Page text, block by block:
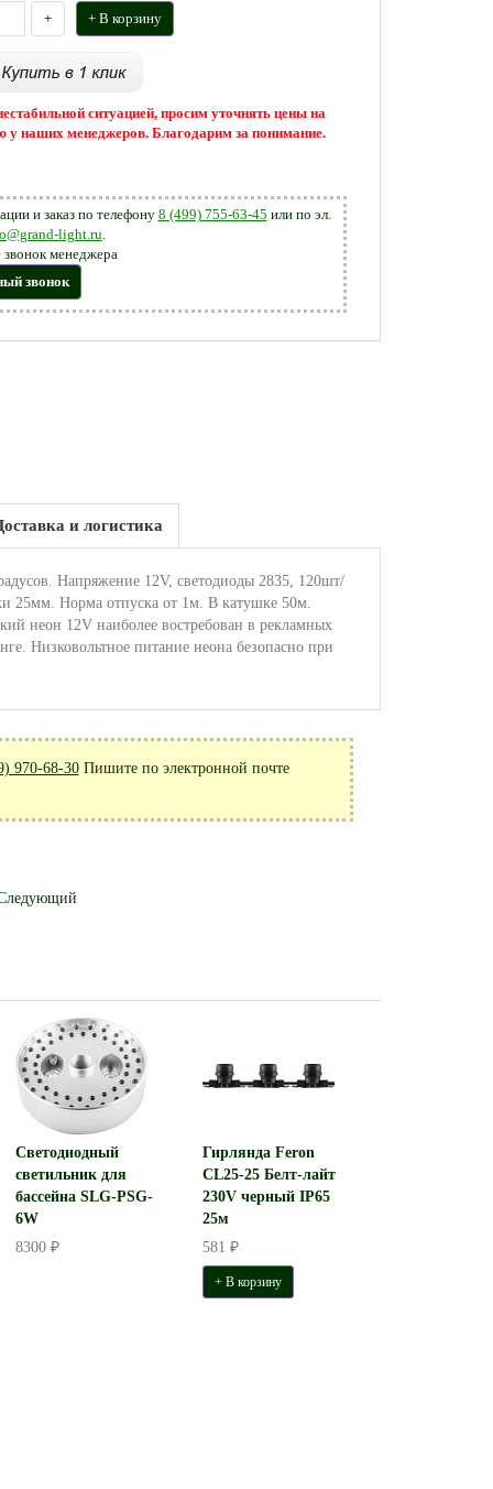
+ + В корзину
ситуацией, просим уточнять цены на
у наших менеджеров. Благодарим за понимание.
и заказ по телефону 8 (499) 755-63-45 или по эл.
light.ru.
звонок менеджера
звонок
и логистика
Напряжение 12V, светодиоды 2835, 120шт/
25мм. Норма отпуска от 1м. В катушке 50м.
неон 12V наиболее востребован в рекламных
Низковольтное питание неона безопасно при
970-68-30Пишите по электронной почте
Светодиодный
светильник для
бассейна SLG-PSG-
6W
8300 ₽
Гирлянда Feron
CL25-25 Белт-лайт
230V черный IP65
25м
581 ₽
+ В корзину